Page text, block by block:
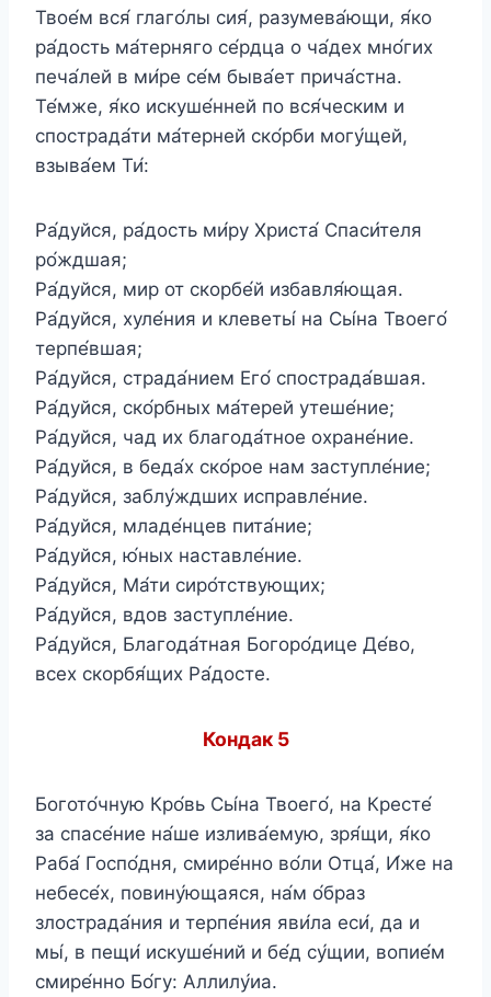
Твое́м вся́ глаго́лы сия́, разумева́ющи, я́ко
ра́дость ма́терняго се́рдца о ча́дех мно́гих
печа́лей в ми́ре се́м быва́ет прича́стна.
Те́мже, я́ко искуше́нней по вся́ческим и
спострада́ти ма́терней ско́рби могу́щей,
взыва́ем Ти́:
Ра́дуйся, ра́дость ми́ру Христа́ Спаси́теля
ро́ждшая;
Ра́дуйся, мир от скорбе́й избавля́ющая.
Ра́дуйся, хуле́ния и клеветы́ на Сы́на Твоего́
терпе́вшая;
Ра́дуйся, страда́нием Его́ спострада́вшая.
Ра́дуйся, ско́рбных ма́терей утеше́ние;
Ра́дуйся, чад их благода́тное охране́ние.
Ра́дуйся, в беда́х ско́рое нам заступле́ние;
Ра́дуйся, заблу́ждших исправле́ние.
Ра́дуйся, младе́нцев пита́ние;
Ра́дуйся, ю́ных наставле́ние.
Ра́дуйся, Ма́ти сиро́тствующих;
Ра́дуйся, вдов заступле́ние.
Ра́дуйся, Благода́тная Богоро́дице Де́во,
всех скорбя́щих Ра́досте.
Кондак 5
Богото́чную Кро́вь Сы́на Твоего́, на Кресте́
за спасе́ние на́ше излива́емую, зря́щи, я́ко
Раба́ Госпо́дня, смире́нно во́ли Отца́, И́же на
небесе́х, повину́ющаяся, на́м о́браз
злострада́ния и терпе́ния яви́ла еси́, да и
мы́, в пещи́ искуше́ний и бе́д су́щии, вопие́м
смире́нно Бо́гу: Аллилу́иа.